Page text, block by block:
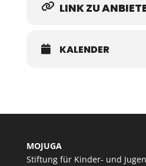
LINK ZU
KALENDER
MOJUGA
Stiftung für Kinder- und